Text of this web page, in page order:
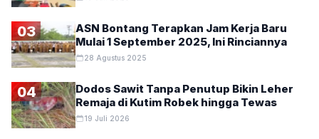
03
ASN Bontang Terapkan Jam Kerja Baru
Mulai 1 September 2025, Ini Rinciannya
28 Agustus 2025
04
Dodos Sawit Tanpa Penutup Bikin Leher
Remaja di Kutim Robek hingga Tewas
19 Juli 2026